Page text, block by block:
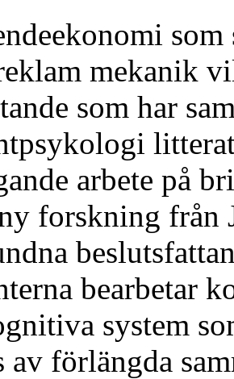
mekanik
som har
arbete på
forskning från
bearbetar
system
av förlängda